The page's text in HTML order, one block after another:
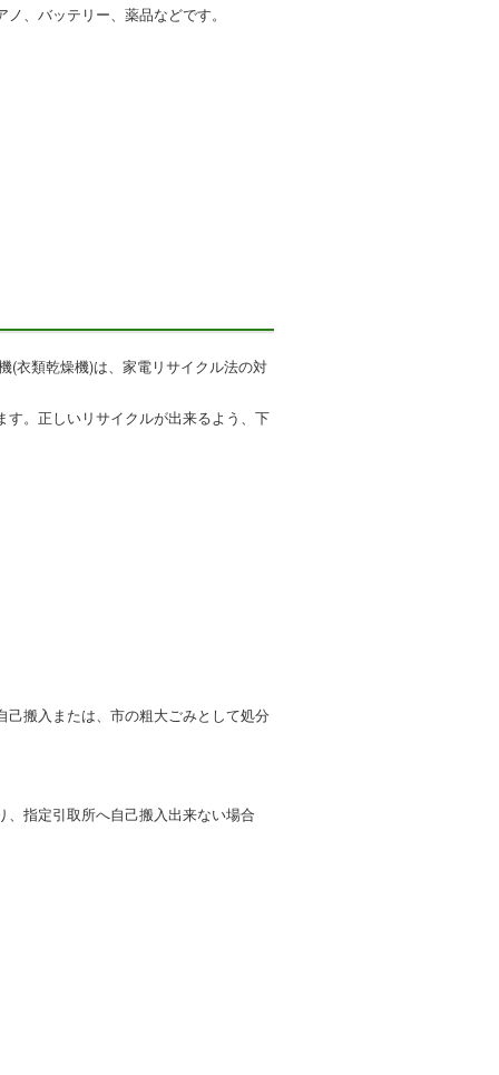
、バッテリー、薬品などです。
(衣類乾燥機)は、家電リサイクル法の対
。正しいリサイクルが出来るよう、下
搬入または、市の粗大ごみとして処分
指定引取所へ自己搬入出来ない場合